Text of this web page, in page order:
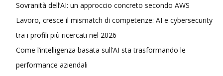
Sovranità dell’AI: un approccio concreto secondo AWS
Lavoro, cresce il mismatch di competenze: AI e cybersecurity
tra i profili più ricercati nel 2026
Come l’intelligenza basata sull’AI sta trasformando le
performance aziendali